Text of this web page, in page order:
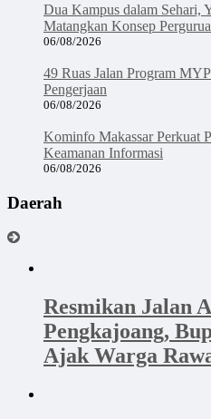
Dua Kampus dalam Sehari,
Matangkan Konsep
06/08/2026
49 Ruas Jalan Program
Pengerjaan
06/08/2026
Kominfo Makassar Perkuat
Keamanan Informasi
06/08/2026
Daerah
Resmikan Jalan
Pengkajoang,
Ajak Warga